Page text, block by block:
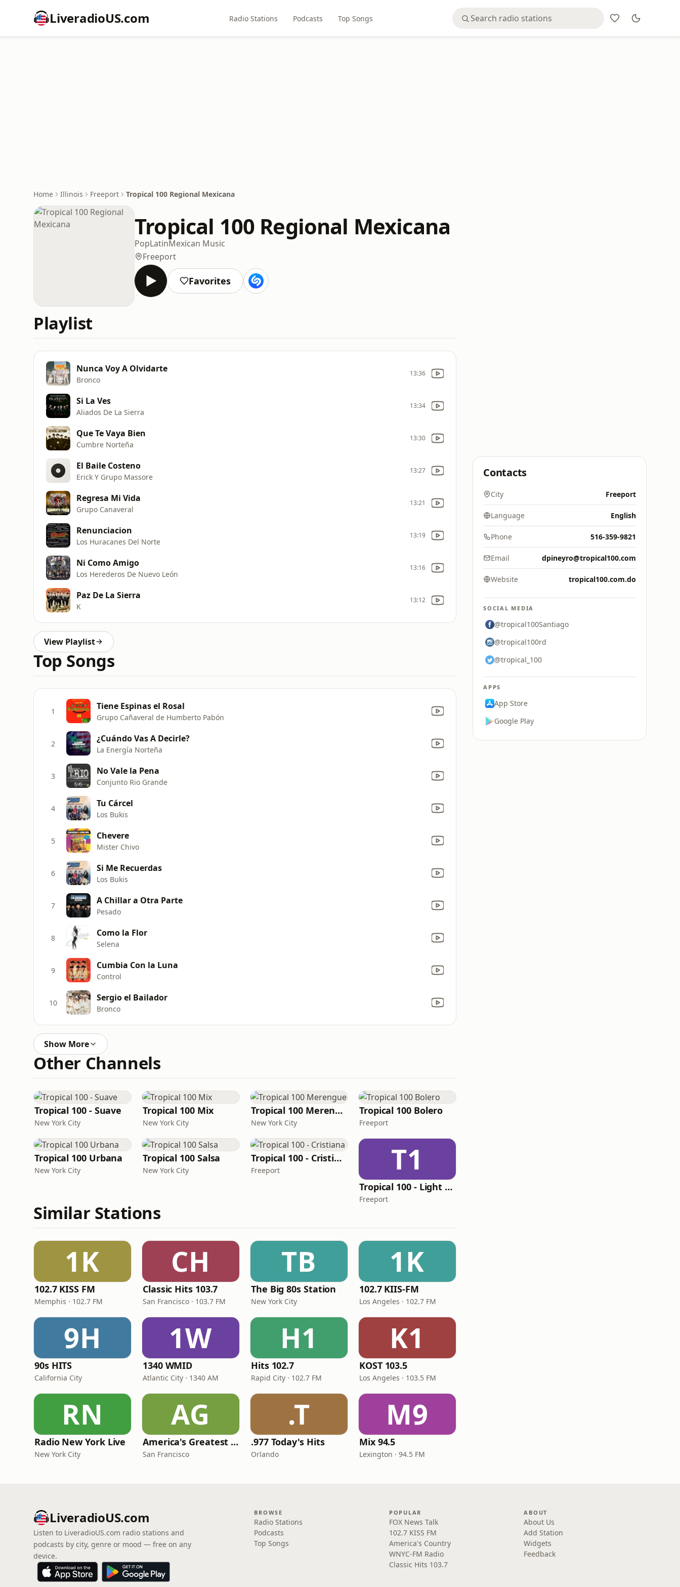
LiveradioUS.com Radio Stations Podcasts Top Songs
Home Illinois Freeport Tropical 100 Regional Mexicana
Tropical 100 Regional Mexicana
PopLatinMexican Music
Freeport
Favorites
Playlist
Nunca Voy A Olvidarte
Bronco
13:36
Si La Ves
Aliados De La Sierra
13:34
Que Te Vaya Bien
Cumbre Norteña
13:30
El Baile Costeno
Erick Y Grupo Massore
13:27
Regresa Mi Vida
Grupo Canaveral
13:21
Renunciacion
Los Huracanes Del Norte
13:19
Ni Como Amigo
Los Herederos De Nuevo León
13:16
Paz De La Sierra
K
13:12
View Playlist
Top Songs
1 Tiene Espinas el Rosal
Grupo Cañaveral de Humberto Pabón
2 ¿Cuándo Vas A Decirle?
La Energía Norteña
3 No Vale la Pena
Conjunto Rio Grande
4 Tu Cárcel
Los Bukis
5 Chevere
Mister Chivo
6 Si Me Recuerdas
Los Bukis
7 A Chillar a Otra Parte
Pesado
8 Como la Flor
Selena
9 Cumbia Con la Luna
Control
10 Sergio el Bailador
Bronco
Show More
Other Channels
Tropical 100 - Suave
New York City
Tropical 100 Mix
New York City
Tropical 100 Merengue
New York City
Tropical 100 Bolero
Freeport
Tropical 100 Urbana
New York City
Tropical 100 Salsa
New York City
Tropical 100 - Cristiana
Freeport T1
Tropical 100 - Light Dance
Freeport
Similar Stations
1K
102.7 KISS FM
Memphis · 102.7 FM
CH
Classic Hits 103.7
San Francisco · 103.7 FM
TB
The Big 80s Station
New York City
1K
102.7 KIIS-FM
Los Angeles · 102.7 FM
9H
90s HITS
California City
1W
1340 WMID
Atlantic City · 1340 AM
H1
Hits 102.7
Rapid City · 102.7 FM
K1
KOST 103.5
Los Angeles · 103.5 FM
RN
Radio New York Live
New York City
AG
America's Greatest 70s Hits
San Francisco
.T
.977 Today's Hits
Orlando
M9
Mix 94.5
Lexington · 94.5 FM
Contacts
City Freeport
Language English
Phone 516-359-9821
Email dpineyro@tropical100.com
Website tropical100.com.do
SOCIAL MEDIA
@tropical100Santiago
@tropical100rd
@tropical_100
APPS
App Store
Google Play
LiveradioUS.com
Listen to LiveradioUS.com radio stations and
podcasts by city, genre or mood — free on any
device.
BROWSE
Radio Stations
Podcasts
Top Songs
POPULAR
FOX News Talk
102.7 KISS FM
America's Country
WNYC-FM Radio
Classic Hits 103.7
ABOUT
About Us
Add Station
Widgets
Feedback